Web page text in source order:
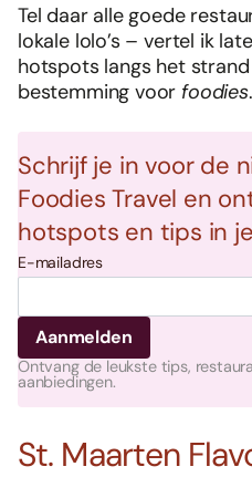
Tel daar alle goede
lokale lolo’s – vertel ik
hotspots langs het
bestemming voor foodies.
Schrijf je in voor de
Foodies Travel en
hotspots en tips in
E-mailadres
Ontvang de leukste tips,
aanbiedingen.
St. Maarten